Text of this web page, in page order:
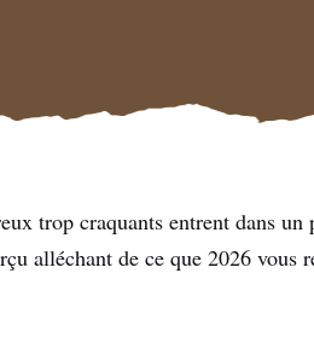
trop craquants entrent dans
alléchant de ce que 2026 vous